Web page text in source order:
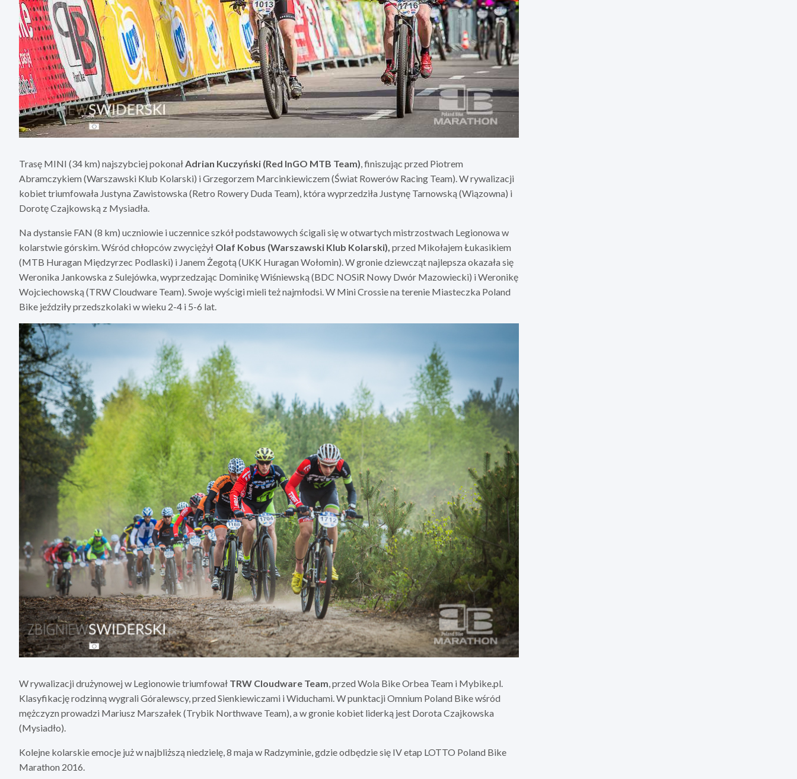
Trasę MINI (34 km) najszybciej pokonałAdrian Kuczyński (Red InGO MTB Team), finiszując przed Piotrem
Abramczykiem (Warszawski Klub Kolarski) i Grzegorzem Marcinkiewiczem (Świat Rowerów Racing Team). W rywalizacji
kobiet triumfowała Justyna Zawistowska (Retro Rowery Duda Team), która wyprzedziła Justynę Tarnowską (Wiązowna) i
Dorotę Czajkowską z Mysiadła.
Na dystansie FAN (8 km) uczniowie i uczennice szkół podstawowych ścigali się w otwartych mistrzostwach Legionowa w
kolarstwie górskim. Wśród chłopców zwyciężył Olaf Kobus (Warszawski Klub Kolarski), przed Mikołajem Łukasikiem
(MTB Huragan Międzyrzec Podlaski) i Janem Żegotą (UKK Huragan Wołomin). W gronie dziewcząt najlepsza okazała się
Weronika Jankowska z Sulejówka, wyprzedzając Dominikę Wiśniewską (BDC NOSiR Nowy Dwór Mazowiecki) i Weronikę
Wojciechowską (TRW Cloudware Team). Swoje wyścigi mieli też najmłodsi. W Mini Crossie na terenie Miasteczka Poland
Bike jeździły przedszkolaki w wieku 2-4 i 5-6 lat.
W rywalizacji drużynowej w Legionowie triumfował TRW Cloudware Team , przed Wola Bike Orbea Team i Mybike.pl.
Klasyfikację rodzinną wygrali Góralewscy, przed Sienkiewiczami i Widuchami. W punktacji Omnium Poland Bike wśród
mężczyzn prowadzi Mariusz Marszałek (Trybik Northwave Team), a w gronie kobiet liderką jest Dorota Czajkowska
(Mysiadło).
Kolejne kolarskie emocje już w najbliższą niedzielę, 8 maja w Radzyminie, gdzie odbędzie się IV etap LOTTO Poland Bike
Marathon 2016.